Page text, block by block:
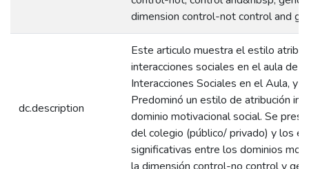
dimension control-not control and
dc.description
Este articulo muestra el estilo
interacciones sociales en el aula de
Interacciones Sociales en el Aula, y
Predominó un estilo de atribución
dominio motivacional social. Se
del colegio (público/ privado) y los
significativas entre los dominios